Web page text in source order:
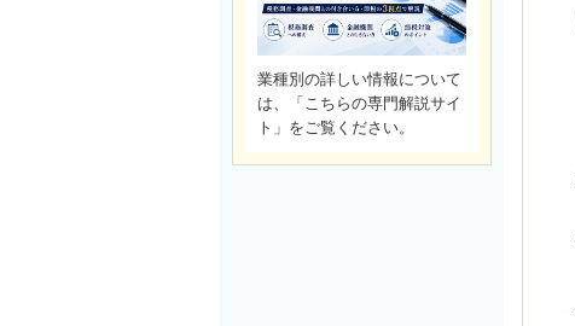
業種別の詳しい情報について
は、「こちらの専門解説サイ
ト」をご覧ください。